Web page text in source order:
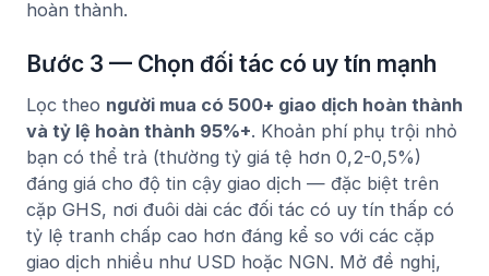
hoàn thành.
Bước 3 — Chọn đối tác có uy tín mạnh
Lọc theo người mua có 500+ giao dịch hoàn thành
và tỷ lệ hoàn thành 95%+. Khoản phí phụ trội nhỏ
bạn có thể trả (thường tỷ giá tệ hơn 0,2-0,5%)
đáng giá cho độ tin cậy giao dịch — đặc biệt trên
cặp GHS, nơi đuôi dài các đối tác có uy tín thấp có
tỷ lệ tranh chấp cao hơn đáng kể so với các cặp
giao dịch nhiều như USD hoặc NGN. Mở đề nghị,